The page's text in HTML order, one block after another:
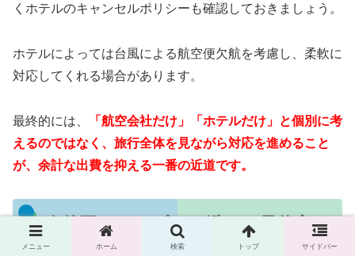
くホテルのキャンセルポリシーも確認しておきましょう。
ホテルによっては台風による航空便欠航を考慮し、柔軟に
対応してくれる場合があります。
最終的には、
「航空会社だけ」「ホテルだけ」と個別に考
えるのではなく、旅行全体を見ながら対応を進めること
が、余計な出費を抑える一番の近道です。
今後同じトラブルを避ける予約方
法
メニュー ホーム 検索 トップ サイドバー